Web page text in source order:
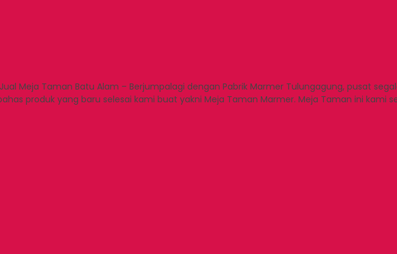
Meja Taman Batu Alam – Berjumpalagi dengan Pabrik Marmer Tulungagung, pusat
produk yang baru selesai kami buat yakni Meja Taman Marmer. Meja Taman ini kami